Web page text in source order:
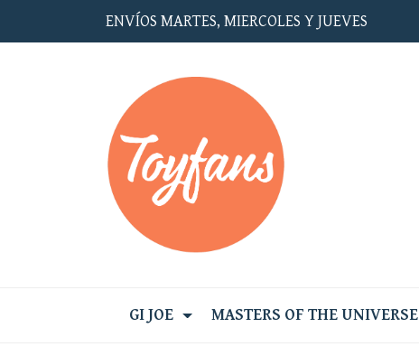
ENVÍOS MARTES, MIERCOLES Y JUEVES
GI JOE MASTERS OF THE UNIVERSE